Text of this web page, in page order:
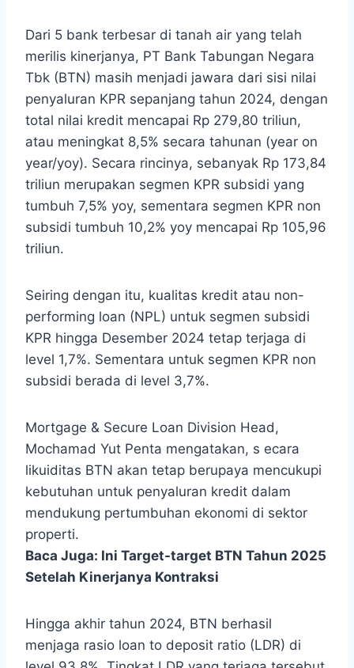
Dari 5 bank terbesar di tanah air yang telah
merilis kinerjanya, PT Bank Tabungan Negara
Tbk (BTN) masih menjadi jawara dari sisi nilai
penyaluran KPR sepanjang tahun 2024, dengan
total nilai kredit mencapai Rp 279,80 triliun,
atau meningkat 8,5% secara tahunan (year on
year/yoy). Secara rincinya, sebanyak Rp 173,84
triliun merupakan segmen KPR subsidi yang
tumbuh 7,5% yoy, sementara segmen KPR non
subsidi tumbuh 10,2% yoy mencapai Rp 105,96
triliun.
Seiring dengan itu, kualitas kredit atau non-
performing loan (NPL) untuk segmen subsidi
KPR hingga Desember 2024 tetap terjaga di
level 1,7%. Sementara untuk segmen KPR non
subsidi berada di level 3,7%.
Mortgage & Secure Loan Division Head,
Mochamad Yut Penta mengatakan, s ecara
likuiditas BTN akan tetap berupaya mencukupi
kebutuhan untuk penyaluran kredit dalam
mendukung pertumbuhan ekonomi di sektor
properti.
Baca Juga: Ini Target-target BTN Tahun 2025
Setelah Kinerjanya Kontraksi
Hingga akhir tahun 2024, BTN berhasil
menjaga rasio loan to deposit ratio (LDR) di